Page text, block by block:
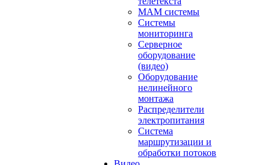
MAM системы
Системы
мониторинга
Серверное
оборудование
(видео)
Оборудование
нелинейного
монтажа
Распределители
электропитания
Система
маршрутизации и
обработки потоков